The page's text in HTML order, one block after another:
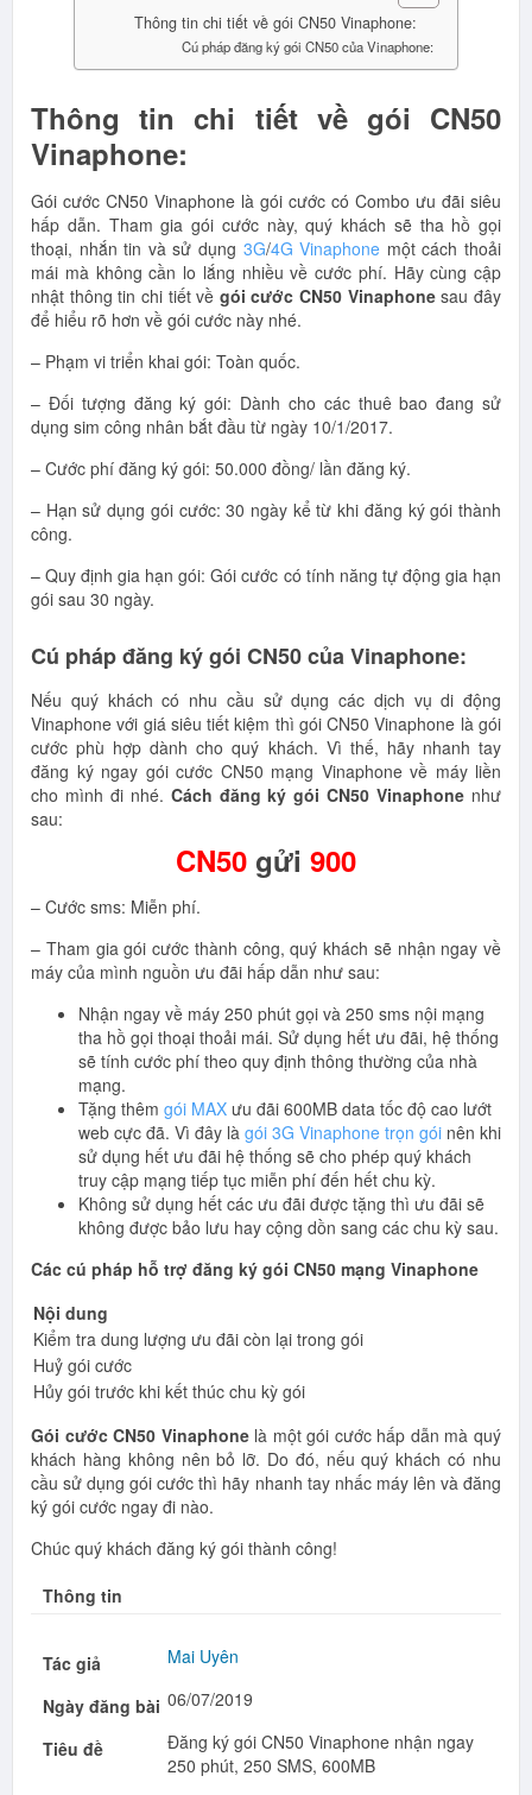
Thông tin chi tiết về gói CN50 Vinaphone:
Cú pháp đăng ký gói CN50 của Vinaphone:
Thông tin chi tiết về gói CN50
Vinaphone:
Gói cước CN50 Vinaphone là gói cước có Combo ưu đãi siêu
hấp dẫn. Tham gia gói cước này, quý khách sẽ tha hồ gọi
thoại, nhắn tin và sử dụng 3G/4G Vinaphone một cách thoải
mái mà không cần lo lắng nhiều về cước phí. Hãy cùng cập
nhật thông tin chi tiết về gói cước CN50 Vinaphonesau đây
để hiểu rõ hơn về gói cước này nhé.
– Phạm vi triển khai gói: Toàn quốc.
– Đối tượng đăng ký gói: Dành cho các thuê bao đang sử
dụng sim công nhân bắt đầu từ ngày 10/1/2017.
– Cước phí đăng ký gói: 50.000 đồng/ lần đăng ký.
– Hạn sử dụng gói cước: 30 ngày kể từ khi đăng ký gói thành
công.
– Quy định gia hạn gói: Gói cước có tính năng tự động gia hạn
gói sau 30 ngày.
Cú pháp đăng ký gói CN50 của Vinaphone:
Nếu quý khách có nhu cầu sử dụng các dịch vụ di động
Vinaphone với giá siêu tiết kiệm thì gói CN50 Vinaphone là gói
cước phù hợp dành cho quý khách. Vì thế, hãy nhanh tay
đăng ký ngay gói cước CN50 mạng Vinaphone về máy liền
cho mình đi nhé. Cách đăng ký gói CN50 Vinaphone như
sau:
CN50 gửi 900
– Cước sms: Miễn phí.
– Tham gia gói cước thành công, quý khách sẽ nhận ngay về
máy của mình nguồn ưu đãi hấp dẫn như sau:
Nhận ngay về máy 250 phút gọi và 250 sms nội mạng
tha hồ gọi thoại thoải mái. Sử dụng hết ưu đãi, hệ thống
sẽ tính cước phí theo quy định thông thường của nhà
mạng.
Tặng thêm gói MAX ưu đãi 600MB data tốc độ cao lướt
web cực đã. Vì đây là gói 3G Vinaphone trọn gói nên khi
sử dụng hết ưu đãi hệ thống sẽ cho phép quý khách
truy cập mạng tiếp tục miễn phí đến hết chu kỳ.
Không sử dụng hết các ưu đãi được tặng thì ưu đãi sẽ
không được bảo lưu hay cộng dồn sang các chu kỳ sau.
Các cú pháp hỗ trợ đăng ký gói CN50 mạng Vinaphone
Nội dung
Kiểm tra dung lượng ưu đãi còn lại trong gói
Huỷ gói cước
Hủy gói trước khi kết thúc chu kỳ gói
Gói cước CN50 Vinaphonelà một gói cước hấp dẫn mà quý
khách hàng không nên bỏ lỡ. Do đó, nếu quý khách có nhu
cầu sử dụng gói cước thì hãy nhanh tay nhấc máy lên và đăng
ký gói cước ngay đi nào.
Chúc quý khách đăng ký gói thành công!
Thông tin
Tác giả Mai Uyên
Ngày đăng bài 06/07/2019
Tiêu đề
Đăng ký gói CN50 Vinaphone nhận ngay
250 phút, 250 SMS, 600MB